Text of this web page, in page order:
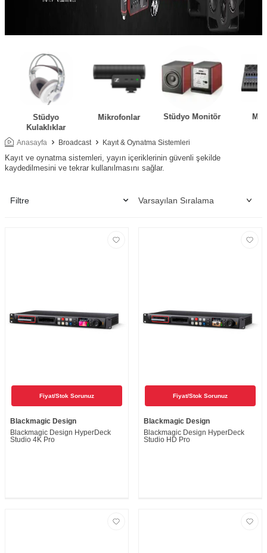
Stüdyo
Kulaklıklar
Mikrofonlar Stüdyo Monitör
Anasayfa Broadcast Kayıt & Oynatma Sistemleri
Kayıt ve oynatma sistemleri, yayın içeriklerinin güvenli şekilde
kaydedilmesini ve tekrar kullanılmasını sağlar.
Filtre
Fiyat/Stok Sorunuz
Blackmagic Design
Blackmagic Design HyperDeck
Studio 4K Pro
Fiyat/Stok Sorunuz
Blackmagic Design
Blackmagic Design HyperDeck
Studio HD Pro